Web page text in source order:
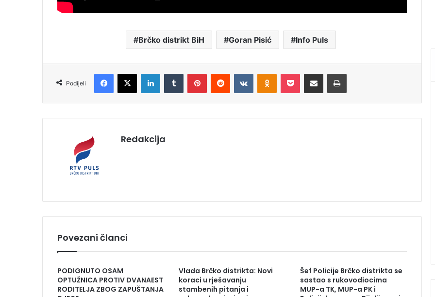
Brčko distrikt BiH Goran Pisić Info Puls
Podijeli
Redakcija
Povezani članci
PODIGNUTO OSAM
OPTUŽNICA PROTIV DVANAEST
RODITELJA ZBOG ZAPUŠTANJA
Vlada Brčko distrikta: Novi
koraci u rješavanju
stambenih pitanja i
Šef Policije Brčko distrikta se
sastao s rukovodiocima
MUP-a TK, MUP-a PK i